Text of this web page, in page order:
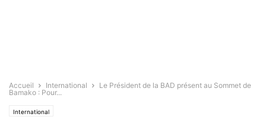
Accueil International
Le Président de la BAD présent au Sommet de
Bamako : Pour...
International